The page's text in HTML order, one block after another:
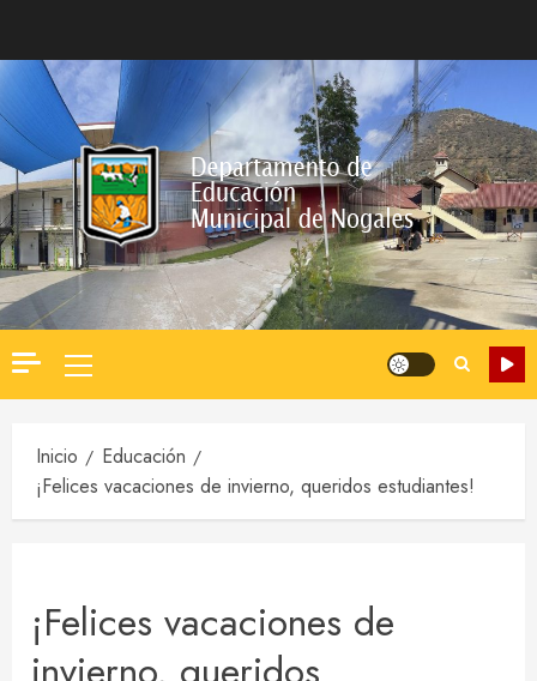
contenido
Menú
principal
Inicio
Educación
¡Felices vacaciones de invierno, queridos estudiantes!
¡Felices vacaciones de